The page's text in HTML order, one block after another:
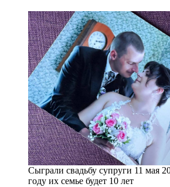
Сыграли свадьбу супруги 11 мая
году их семье будет 10 лет